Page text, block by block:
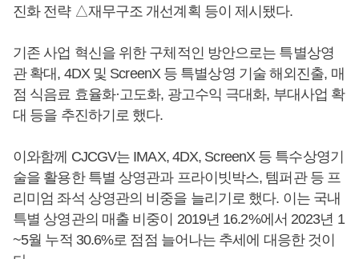
진화 전략 △재무구조 개선계획 등이 제시됐다.
기존 사업 혁신을 위한 구체적인 방안으로는 특별상영
관 확대, 4DX 및 ScreenX 등 특별상영 기술 해외진출, 매
점 식음료 효율화·고도화, 광고수익 극대화, 부대사업 확
대 등을 추진하기로 했다.
이와함께 CJCGV는 IMAX, 4DX, ScreenX 등 특수상영기
술을 활용한 특별 상영관과 프라이빗박스, 템퍼관 등 프
리미엄 좌석 상영관의 비중을 늘리기로 했다. 이는 국내
특별 상영관의 매출 비중이 2019년 16.2%에서 2023년 1
~5월 누적 30.6%로 점점 늘어나는 추세에 대응한 것이